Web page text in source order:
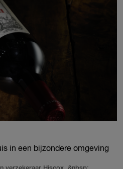
in een bijzondere omgeving